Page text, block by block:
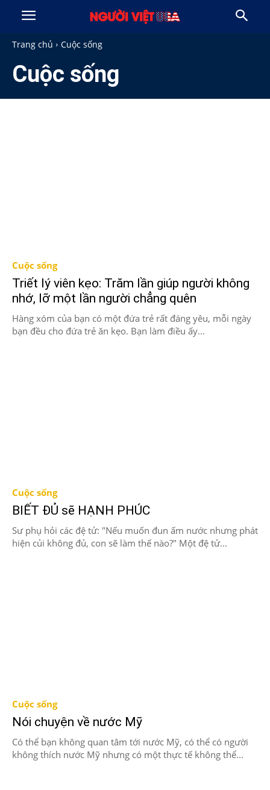
Trang chủ Cuộc sống
Cuộc sống
Cuộc sống
Triết lý viên kẹo: Trăm lần giúp người không
nhớ, lỡ một lần người chẳng quên
Hàng xóm của bạn có một đứa trẻ rất đáng yêu, mỗi ngày
bạn đều cho đứa trẻ ăn kẹo. Bạn làm điều ấy...
Cuộc sống
BIẾT ĐỦ sẽ HẠNH PHÚC
Sư phụ hỏi các đệ tử: "Nếu muốn đun ấm nước nhưng phát
hiện củi không đủ, con sẽ làm thế nào?" Một đệ tử...
Cuộc sống
Nói chuyện về nước Mỹ
Có thể bạn không quan tâm tới nước Mỹ, có thể có người
không thích nước Mỹ nhưng có một thực tế không thể...